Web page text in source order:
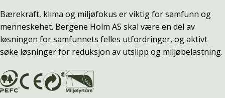
Bærekraft, klima og miljøfokus er viktig for samfunn og
menneskehet. Bergene Holm AS skal være en del av
løsningen for samfunnets felles utfordringer, og aktivt
søke løsninger for reduksjon av utslipp og miljøbelastning.